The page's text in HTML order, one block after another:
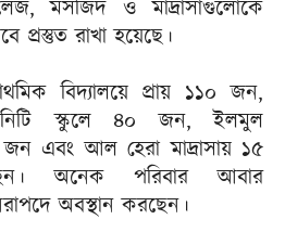
মসজিদ ও মাদ্রাসাগুলোকে
প্রস্তুত রাখা হয়েছে।
বিদ্যালয়ে প্রায় ১১০ জন,
স্কুলে ৪০ জন, ইলমুল
এবং আল হেরা মাদ্রাসায় ১৫
অনেক পরিবার আবার
অবস্থান করছেন।